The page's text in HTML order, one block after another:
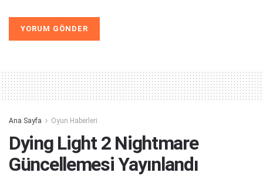
Ana Sayfa Oyun Haberleri
Dying Light 2 Nightmare
Güncellemesi Yayınlandı